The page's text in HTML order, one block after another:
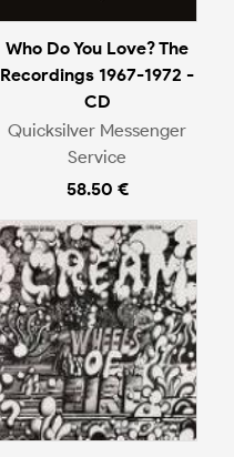
Who Do You Love? The
Recordings 1967-1972 -
CD
Quicksilver Messenger
Service
58.50 €